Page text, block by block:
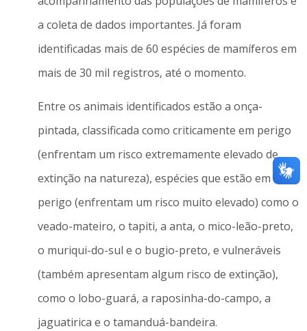
a coleta de dados importantes. Já foram
identificadas mais de 60 espécies de mamíferos em
mais de 30 mil registros, até o momento.
Entre os animais identificados estão a onça-
pintada, classificada como criticamente em perigo
(enfrentam um risco extremamente elevado de
extinção na natureza), espécies que estão em
perigo (enfrentam um risco muito elevado) como o
veado-mateiro, o tapiti, a anta, o mico-leão-preto,
o muriqui-do-sul e o bugio-preto, e vulneráveis
(também apresentam algum risco de extinção),
como o lobo-guará, a raposinha-do-campo, a
jaguatirica e o tamanduá-bandeira.